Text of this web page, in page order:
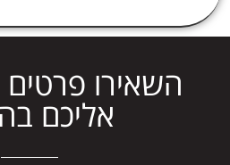
השאירו פרטים
אליכם